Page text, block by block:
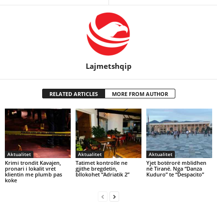
Lajmetshqip
RELATED ARTICLES MORE FROM AUTHOR
Aktualitet
Krimi trondit Kavajen,
pronari i lokalit vret
klientin me plumb pas
koke
Aktualitet
Tatimet kontrolle ne
gjithe bregdetin,
bllokohet “Adriatik 2”
Aktualitet
Yjet botërorë mblidhen
në Tiranë. Nga “Danza
Kuduro” te “Despacito”